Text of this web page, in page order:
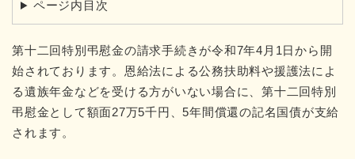
ページ内目次
第十二回特別弔慰金の請求手続きが令和7年4月1日から開
始されております。恩給法による公務扶助料や援護法によ
る遺族年金などを受ける方がいない場合に、第十二回特別
弔慰金として額面27万5千円、5年間償還の記名国債が支給
されます。